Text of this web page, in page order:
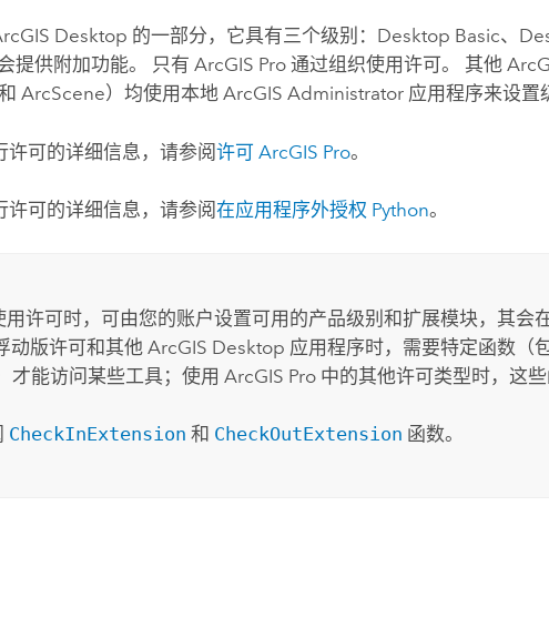
Desktop 的一部分，它具有三个级别： Desktop Basic、
提供附加功能。 只有ArcGIS Pro 通过组织使用许可。 其他
ArcScene）均使用本地 ArcGIS Administrator 应用程序来设置
许可的详细信息，请参阅许可ArcGIS Pro。
许可的详细信息，请参阅在应用程序外授权 Python。
许可时，可由您的账户设置可用的产品级别和扩展模块，其会
动版许可和其他 ArcGIS Desktop 应用程序时，需要特定函数（
才能访问某些工具；使用 ArcGIS Pro中的其他许可类型时，这些
CheckInExtension 和 CheckOutExtension 函数。